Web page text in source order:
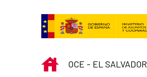
INICIO
OCE - EL SALVADOR